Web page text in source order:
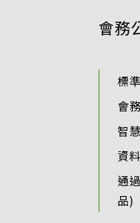
會務
標
會
智
資
通
品)